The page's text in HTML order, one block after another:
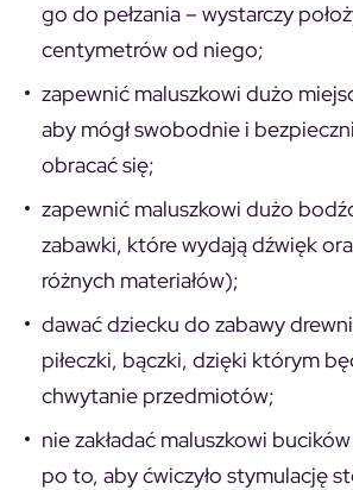
go do pełzania – wystarczy
centymetrów od niego;
zapewnić maluszkowi dużo
aby mógł swobodnie i
obracać się;
zapewnić maluszkowi dużo
zabawki, które wydają dźwięk
różnych materiałów);
dawać dziecku do zabawy
piłeczki, bączki, dzięki którym
chwytanie przedmiotów;
nie zakładać maluszkowi
po to, aby ćwiczyło stymulację